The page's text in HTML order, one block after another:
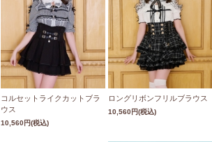
コルセットライクカットブラ
ウス
10,560円(税込)
ロングリボンフリルブラウス
10,560円(税込)